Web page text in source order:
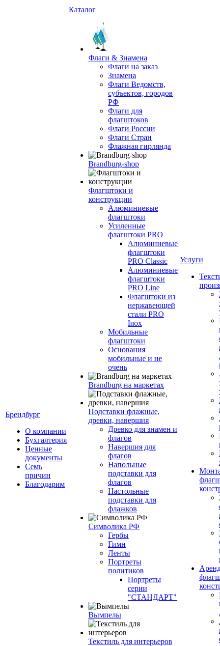
Брендбург
О компании
Бухгалтерия
Ценные
документы
Семь
причин
Благодарим
Каталог
Флаги & Знамена
Флаги на заказ
Знамена
Флаги Ведомств,
субъектов, городов
РФ
Флаги для
флагштоков
Флаги России
Флаги Стран
Флажная гирлянда
Brandburg-shop
Флагштоки и
конструкции
Алюминиевые
флагштоки
Усиленные
флагштоки PRO
Алюминиевые
флагштоки
PRO Classic
Алюминиевые
флагштоки
PRO Line
Флагштоки из
нержавеющей
стали PRO
Inox
Мобильные
флагштоки
Основания
мобильные и не
очень
Brandburg на маркетах
Подставки флажные,
древки, навершия
Древко для знамен и
флагов
Навершия для
флагов
Напольные
подставки для
флагов
Настольные
подставки для
флажков
Символика РФ
Гербы
Гимн
Ленты
Портреты
политиков
Портреты
серии
"СТАНДАРТ"
Вымпелы
Текстиль для интерьеров
Услуги